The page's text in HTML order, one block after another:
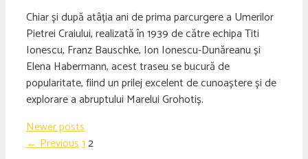
Chiar și după atâția ani de prima parcurgere a Umerilor
Pietrei Craiului, realizată în 1939 de către echipa Titi
Ionescu, Franz Bauschke, Ion Ionescu-Dunăreanu și
Elena Habermann, acest traseu se bucură de
popularitate, fiind un prilej excelent de cunoaștere și de
explorare a abruptului Marelui Grohotiș.
Newer posts
←PreviousPage
1Page
2